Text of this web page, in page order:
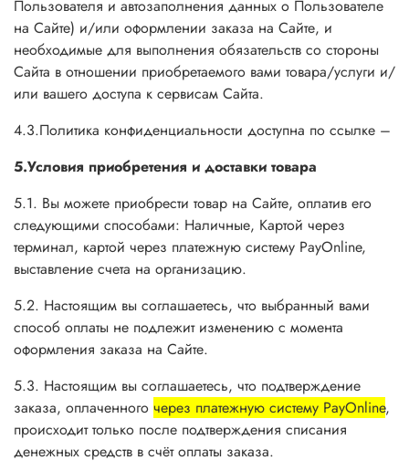
Пользователя и автозаполнения данных о Пользователе
на Сайте) и/или оформлении заказа на Сайте, и
необходимые для выполнения обязательств со стороны
Сайта в отношении приобретаемого вами товара/услуги и/
или вашего доступа к сервисам Сайта.
4.3.Политика конфиденциальности доступна по ссылке –
5.Условия приобретения и доставки товара
5.1. Вы можете приобрести товар на Сайте, оплатив его
следующими способами: Наличные, Картой через
терминал, картой через платежную систему PayOnline,
выставление счета на организацию.
5.2. Настоящим вы соглашаетесь, что выбранный вами
способ оплаты не подлежит изменению с момента
оформления заказа на Сайте.
5.3. Настоящим вы соглашаетесь, что подтверждение
заказа, оплаченного через платежную систему PayOnline,
происходит только после подтверждения списания
денежных средств в счёт оплаты заказа.